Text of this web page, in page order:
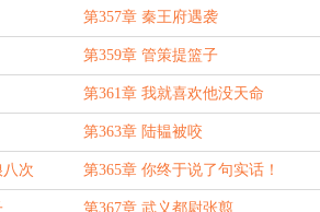
第357章 秦王府遇袭
第359章 管策提篮子
第361章 我就喜欢他没天命
第363章 陆韫被咬
次 第365章 你终于说了句实话！
第367章 武义都尉张翦